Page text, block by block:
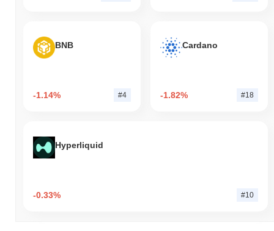
BNB
-1.14% #4
Cardano
-1.82% #18
Hyperliquid
-0.33% #10